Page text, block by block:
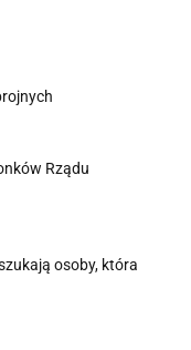
Rządu
osoby, która